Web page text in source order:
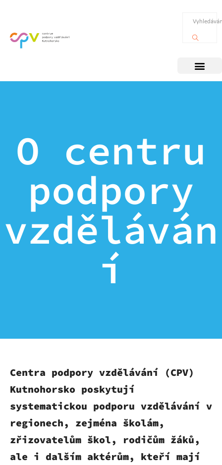
O centru
podpory
vzděláván
í
Centra podpory vzdělávání (CPV)
Kutnohorsko poskytují
systematickou podporu vzdělávání v
regionech, zejména školám,
zřizovatelům škol, rodičům žáků,
ale i dalším aktérům, kteří mají